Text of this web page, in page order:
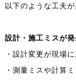
以下のような工夫が
設計・施工ミスが
・設計変更が現場
・測量ミスや計算ミ